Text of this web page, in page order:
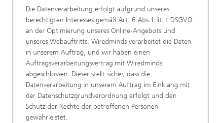
Die Datenverarbeitung erfolgt aufgrund unseres
berechtigten Interesses gemäß Art. 6 Abs.1 lit. f DSGVO
an der Optimierung unseres Online-Angebots und
unseres Webauftritts. Wiredminds verarbeitet die Daten
in unserem Auftrag, und wir haben einen
Auftragsverarbeitungsvertrag mit Wiredminds
abgeschlossen. Dieser stellt sicher, dass die
Datenverarbeitung in unserem Auftrag im Einklang mit
der Datenschutzgrundverordnung erfolgt und den
Schutz der Rechte der betroffenen Personen
gewährleistet.